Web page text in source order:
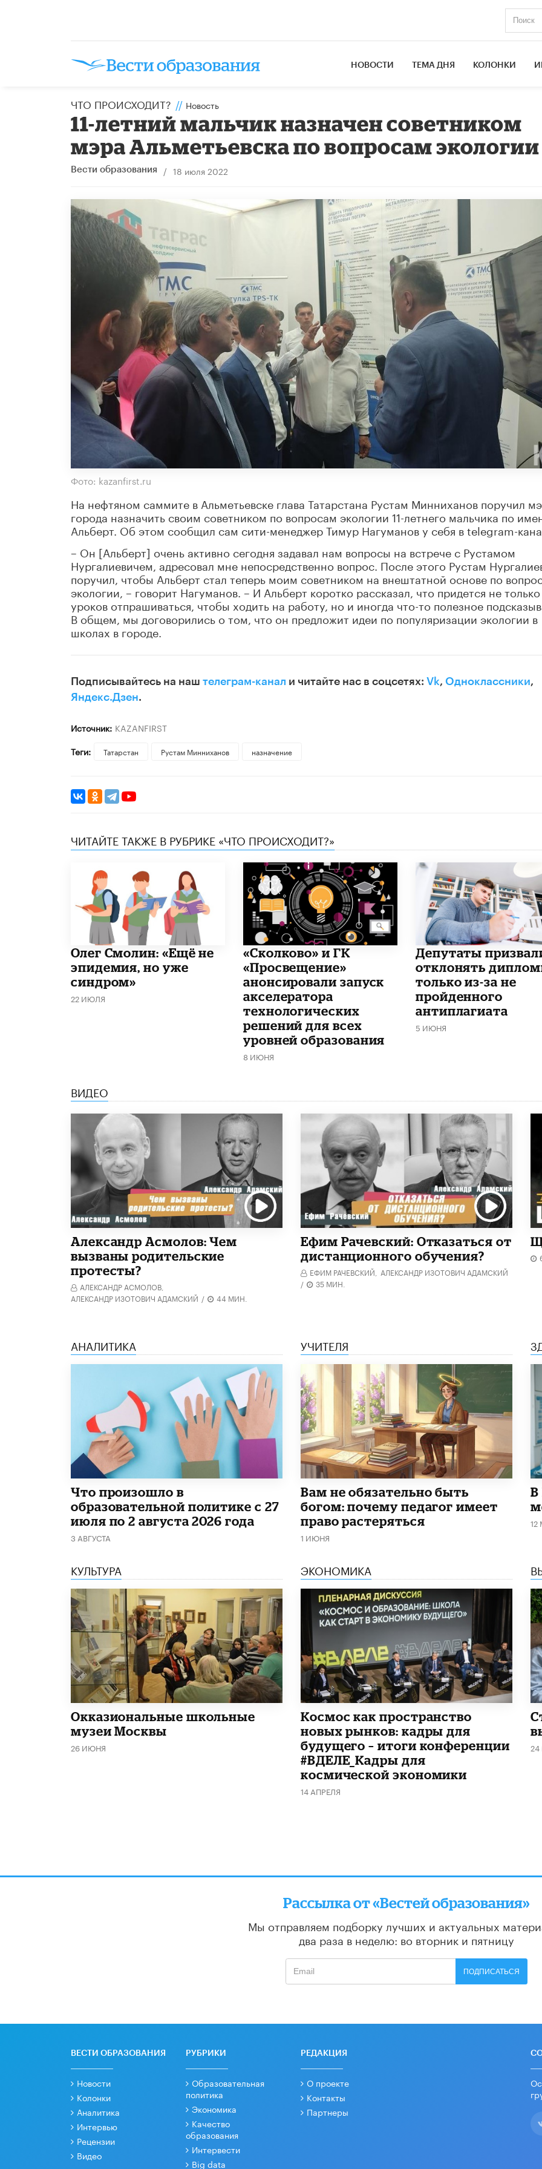
НОВОСТИ ТЕМА ДНЯ КОЛОНКИ
ЧТО ПРОИСХОДИТ? // Новость
11-летний мальчик назначен советником
мэра Альметьевска по вопросам экологии
Вести образования / 18 июля 2022
Фото: kazanfirst.ru
На нефтяном саммите в Альметьевске глава Татарстана Рустам Минниханов поручил
города назначить своим советником по вопросам экологии 11-летнего мальчика по
Альберт. Об этом сообщил сам сити-менеджер Тимур Нагуманов у себя в telegram-
– Он [Альберт] очень активно сегодня задавал нам вопросы на встрече с Рустамом
Нургалиевичем, адресовал мне непосредственно вопрос. После этого Рустам
поручил, чтобы Альберт стал теперь моим советником на внештатной основе по
экологии, – говорит Нагуманов. – И Альберт коротко рассказал, что придется не
уроков отпрашиваться, чтобы ходить на работу, но и иногда что-то полезное
В общем, мы договорились о том, что он предложит идеи по популяризации экологии в
школах в городе.
Подписывайтесь на наш телеграм-канал и читайте нас в соцсетях: Vk, Одноклассники,
Яндекс.Дзен.
Источник: KAZANFIRST
Теги:
Татарстан Рустам Минниханов назначение
ЧИТАЙТЕ ТАКЖЕ В РУБРИКЕ «ЧТО ПРОИСХОДИТ?»
​Олег Смолин: «Ещё не
эпидемия, но уже
синдром»
22 ИЮЛЯ
«Сколково» и ГК
«Просвещение»
анонсировали запуск
акселератора
технологических
решений для всех
уровней образования
8 ИЮНЯ
Депутаты
отклонять
только из-за не
пройденного
антиплагиата
5 ИЮНЯ
ВИДЕО
Александр Асмолов: Чем
вызваны родительские
протесты?
АЛЕКСАНДР АСМОЛОВ,
АЛЕКСАНДР ИЗОТОВИЧ АДАМСКИЙ / 44 МИН.
Ефим Рачевский: Отказаться от
дистанционного обучения?
ЕФИМ РАЧЕВСКИЙ, АЛЕКСАНДР ИЗОТОВИЧ АДАМСКИЙ
/
35 МИН.
АНАЛИТИКА
​Что произошло в
образовательной политике с 27
июля по 2 августа 2026 года
3 АВГУСТА
УЧИТЕЛЯ
​Вам не обязательно быть
богом: почему педагог имеет
право растеряться
1 ИЮНЯ
В
12
КУЛЬТУРА
​Окказиональные школьные
музеи Москвы
26 ИЮНЯ
ЭКОНОМИКА
Космос как пространство
новых рынков: кадры для
будущего – итоги конференции
#ВДЕЛЕ_Кадры для
космической экономики
14 АПРЕЛЯ
Рассылка от «Вестей образования»
Мы отправляем подборку лучших и актуальных
два раза в неделю: во вторник и пятницу
ПОДПИСАТЬСЯ
ВЕСТИ ОБРАЗОВАНИЯ
Новости
Колонки
Аналитика
Интервью
Рецензии
Видео
РУБРИКИ
Образовательная
политика
Экономика
Качество
образования
Интервести
Big data
РЕДАКЦИЯ
О проекте
Контакты
Партнеры